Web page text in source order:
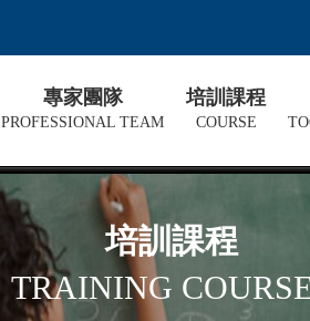
專家團隊
PROFESSIONAL TEAM
培訓課程
COURSE
培訓課程
TRAINING